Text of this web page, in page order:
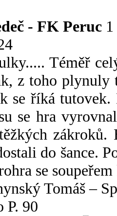
- FK Peruc
Téměř
z toho
se říká tutovek.
se hra
zákroků.
do šance.
se
Tomáš –
P. 90